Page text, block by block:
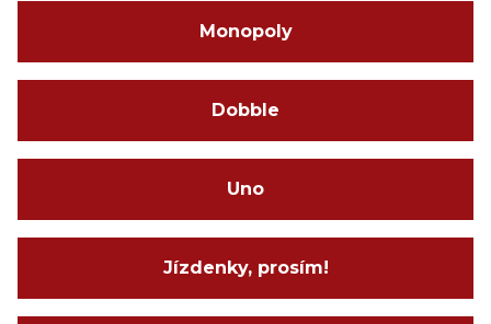
Monopoly
Dobble
Uno
Jízdenky, prosím!